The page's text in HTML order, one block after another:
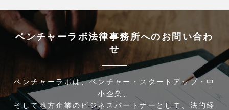
ベンチャーラボ法律事務所へのお問い合わ
せ
ベンチャーラボは、ベンチャー・スタートアップ・中
小企業、
そして地方企業のビジネスパートナーとして、法的経